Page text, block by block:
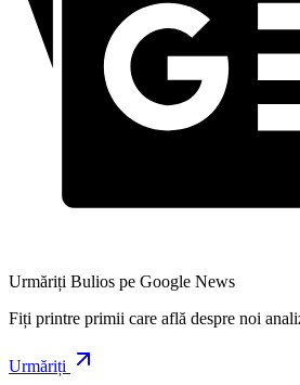
Urmăriți Bulios pe Google News
Fiți printre primii care află despre noi
Urmăriți